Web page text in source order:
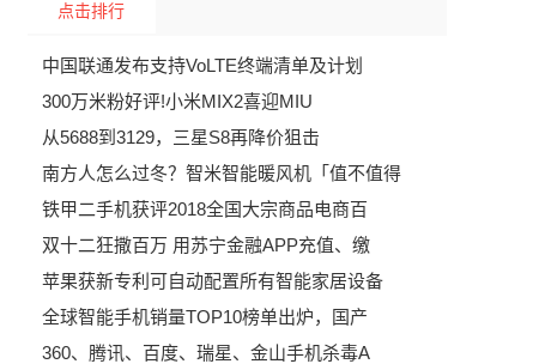
点击排行
中国联通发布支持VoLTE终端清单及计划
300万米粉好评!小米MIX2喜迎MIU
从5688到3129，三星S8再降价狙击
南方人怎么过冬？智米智能暖风机「值不值得
铁甲二手机获评2018全国大宗商品电商百
双十二狂撒百万 用苏宁金融APP充值、缴
苹果获新专利可自动配置所有智能家居设备
全球智能手机销量TOP10榜单出炉，国产
360、腾讯、百度、瑞星、金山手机杀毒A